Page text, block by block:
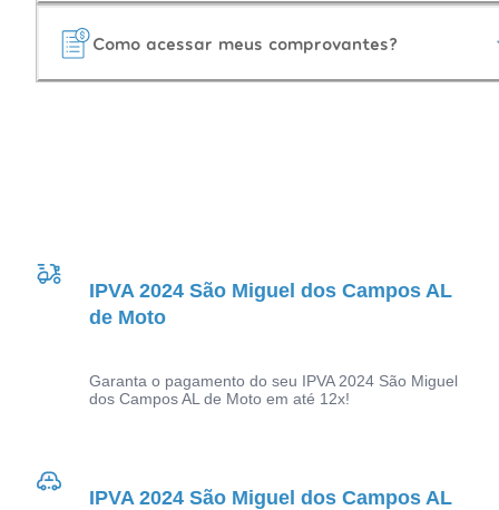
Como acessar meus comprovantes?
IPVA 2024 São Miguel dos Campos AL
de Moto
Garanta o pagamento do seu IPVA 2024 São Miguel
dos Campos AL de Moto em até 12x!
IPVA 2024 São Miguel dos Campos AL